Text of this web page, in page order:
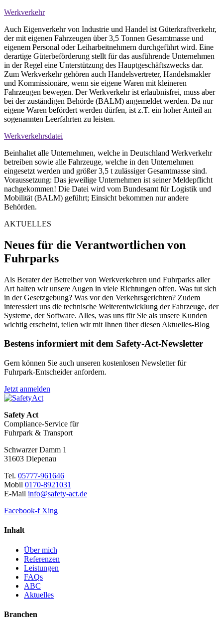
Werkverkehr
Auch Eigenverkehr von Industrie und Handel ist Güterkraftverkehr,
der mit eigenen Fahrzeugen über 3,5 Tonnen Gesamtmasse und
eigenem Personal oder Leiharbeitnehmern durchgeführt wird. Eine
derartige Güterbeförderung stellt für das ausführende Unternehmen
in der Regel eine Unterstützung des Hauptgeschäftszwecks dar.
Zum Werkverkehr gehören auch Handelsvertreter, Handelsmakler
und Kommissionäre, wenn sie eigene Waren mit kleineren
Fahrzeugen bewegen. Der Werkverkehr ist erlaubnisfrei, muss aber
bei der zuständigen Behörde (BALM) angemeldet werden. Da nur
eigene Waren befördert werden dürfen, ist z.T. ein hoher Anteil an
sogenannten Leerfahrten zu leisten.
Werkverkehrsdatei
Beinhaltet alle Unternehmen, welche in Deutschland Werkverkehr
betreiben sowie alle Fahrzeuge, welche in den Unternehmen
eingesetzt werden und größer 3,5 t zulässiger Gesamtmasse sind.
Voraussetzung: Das jeweilige Unternehmen ist seiner Meldepflicht
nachgekommen! Die Datei wird vom Bundesamt für Logistik und
Mobilität (BALM) geführt; Einsicht bekommen nur andere
Behörden.
AKTUELLES
Neues für die Verantwortlichen von
Fuhrparks
Als Berater der Betreiber von Werkverkehren und Fuhrparks aller
Art halten wir unsere Augen in viele Richtungen offen. Was tut sich
in der Gesetzgebung? Was vor den Verkehrsgerichten? Zudem
interessiert uns die technische Weiterentwicklung der Fahrzeuge, der
Systeme, der Software. Alles, was uns für Sie als unsere Kunden
wichtig erscheint, teilen wir mit Ihnen über diesen Aktuelles-Blog
Bestens informiert mit dem Safety-Act-Newsletter
Gern können Sie auch unseren kostenlosen Newsletter für
Fuhrpark-Entscheider anfordern.
Jetzt anmelden
Safety Act
Compliance-Service für
Fuhrpark & Transport
Schwarzer Damm 1
31603 Diepenau
Tel. 05777-961646
Mobil 0170-8921031
E-Mail info@safety-act.de
Facebook-f Xing
Inhalt
Über mich
Referenzen
Leistungen
FAQs
ABC
Aktuelles
Branchen